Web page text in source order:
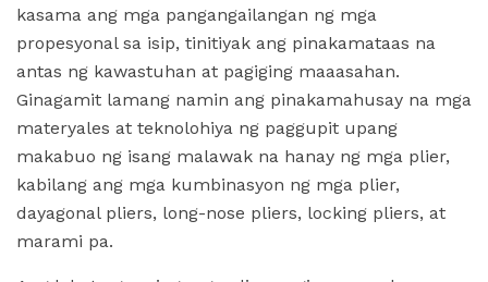
kasama ang mga pangangailangan ng mga
propesyonal sa isip, tinitiyak ang pinakamataas na
antas ng kawastuhan at pagiging maaasahan.
Ginagamit lamang namin ang pinakamahusay na mga
materyales at teknolohiya ng paggupit upang
makabuo ng isang malawak na hanay ng mga plier,
kabilang ang mga kumbinasyon ng mga plier,
dayagonal pliers, long-nose pliers, locking pliers, at
marami pa.